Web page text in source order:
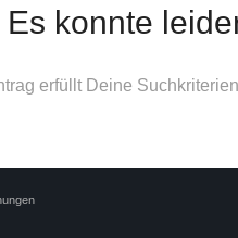
Es konnte
erfüllt Deine Suchkriterien